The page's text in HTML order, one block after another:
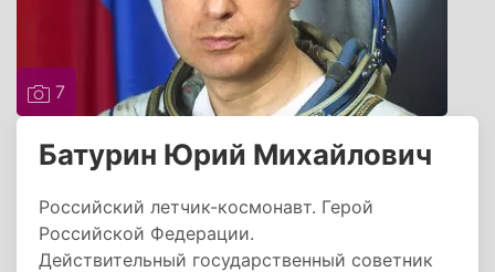
7
Батурин Юрий Михайлович
Российский летчик-космонавт. Герой
Российской Федерации.
Действительный государственный советник